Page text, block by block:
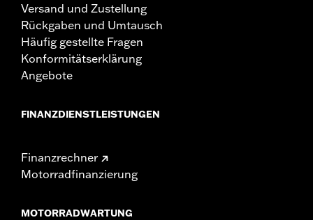
Versand und Zustellung
Rückgaben und Umtausch
Häufig gestellte Fragen
Konformitätserklärung
Angebote
FINANZDIENSTLEISTUNGEN
Finanzrechner
Motorradfinanzierung
MOTORRADWARTUNG